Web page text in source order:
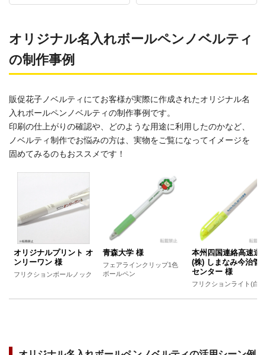
オリジナル名入れボールペンノベルティ
の制作事例
販促花子ノベルティにてお客様が実際に作成されたオリジナル名
入れボールペンノベルティの制作事例です。
印刷の仕上がりの確認や、どのような用途に利用したのかなど、
ノベルティ制作でお悩みの方は、実物をご覧になってイメージを
固めてみるのもおススメです！
オリジナルプリント オ
ンリーワン 様
フリクションボールノック
青森大学 様
フェアラインクリップ1色
ボールペン
本州四国連絡高速道
(株) しまなみ今治管
センター 様
フリクションライト(白